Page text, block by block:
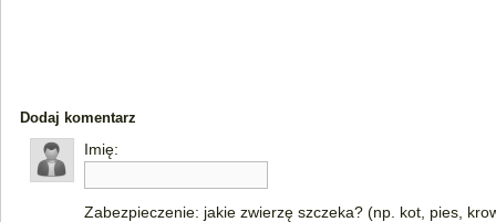
Dodaj komentarz
Imię:
Zabezpieczenie: jakie zwierzę szczeka? (np. kot, pies,